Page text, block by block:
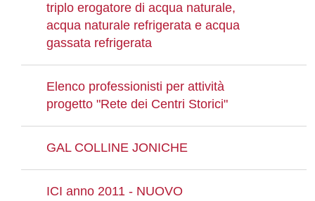
triplo erogatore di acqua naturale,
acqua naturale refrigerata e acqua
gassata refrigerata
Elenco professionisti per attività
progetto "Rete dei Centri Storici"
GAL COLLINE JONICHE
ICI anno 2011 - NUOVO